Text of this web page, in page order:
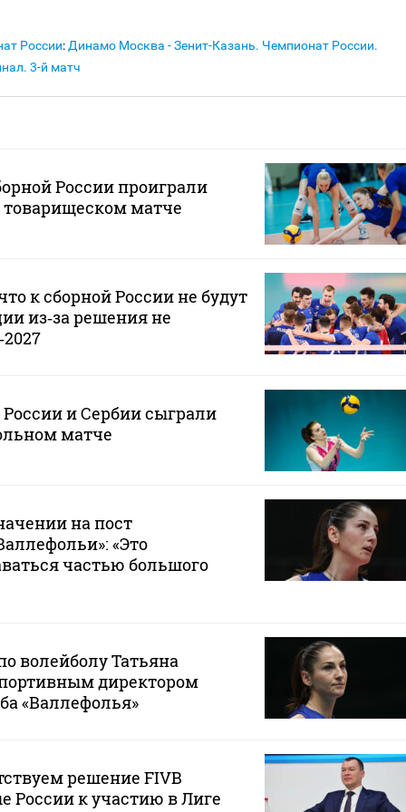
России: Динамо Москва - Зенит-Казань. Чемпионат России.
3-й матч
России проиграли
матче
к сборной России не будут
из‑за решения не
и Сербии сыграли
матче
на пост
«Это
частью большого
волейболу Татьяна
директором
«Валлефолья»
решение FIVB
России к участию в Лиге